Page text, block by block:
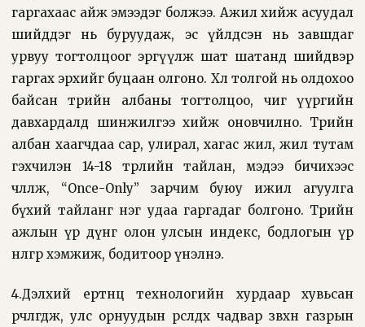
гаргахаас айж эмээдэг болжээ. Ажил хийж асуудал
шийддэг нь буруудаж, эс үйлдсэн нь завшдаг
урвуу тогтолцоог эргүүлж шат шатанд шийдвэр
гаргах эрхийг буцаан олгоно. Хөл толгой нь олдохоо
байсан төрийн албаны тогтолцоо, чиг үүргийн
давхардалд шинжилгээ хийж оновчилно. Төрийн
албан хаагчдаа сар, улирал, хагас жил, жил тутам
гэхчилэн 14-18 төрлийн тайлан, мэдээ бичихээс
чөлөөлж, “Once-Only” зарчим буюу ижил агуулга
бүхий тайланг нэг удаа гаргадаг болгоно. Төрийн
ажлын үр дүнг олон улсын индекс, бодлогын үр
нөлөөгөөр хэмжиж, бодитоор үнэлнэ.
4.Дэлхий ертөнц технологийн хурдаар хувьсан
өөрчлөгдөж, улс орнуудын өрсөлдөх чадвар зөвхөн газрын